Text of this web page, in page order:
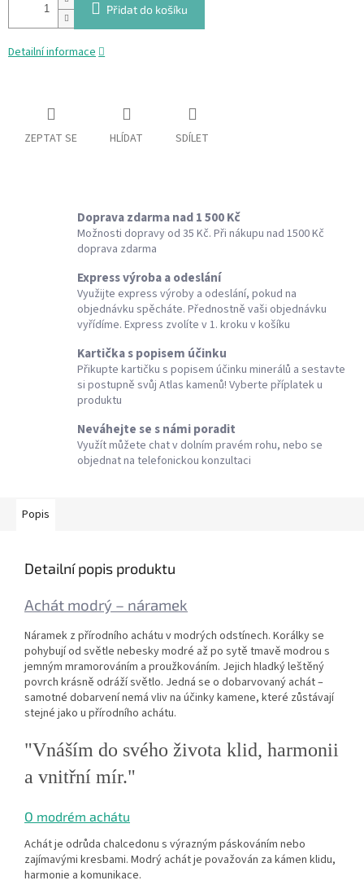
Přidat do košíku
Detailní informace
ZEPTAT SE HLÍDAT SDÍLET
Doprava zdarma nad 1 500 Kč
Možnosti dopravy od 35 Kč. Při nákupu nad 1500 Kč
doprava zdarma
Express výroba a odeslání
Využijte express výroby a odeslání, pokud na
objednávku spěcháte. Přednostně vaši objednávku
vyřídíme. Express zvolíte v 1. kroku v košíku
Kartička s popisem účinku
Přikupte kartičku s popisem účinku minerálů a sestavte
si postupně svůj Atlas kamenů! Vyberte příplatek u
produktu
Neváhejte se s námi poradit
Využít můžete chat v dolním pravém rohu, nebo se
objednat na telefonickou konzultaci
Popis
Detailní popis produktu
Achát modrý – náramek
Náramek z přírodního achátu v modrých odstínech. Korálky se
pohybují od světle nebesky modré až po sytě tmavě modrou s
jemným mramorováním a proužkováním. Jejich hladký leštěný
povrch krásně odráží světlo. Jedná se o dobarvovaný achát –
samotné dobarvení nemá vliv na účinky kamene, které zůstávají
stejné jako u přírodního achátu.
"Vnáším do svého života klid, harmonii
a vnitřní mír."
O modrém achátu
Achát je odrůda chalcedonu s výrazným páskováním nebo
zajímavými kresbami. Modrý achát je považován za kámen klidu,
harmonie a komunikace.